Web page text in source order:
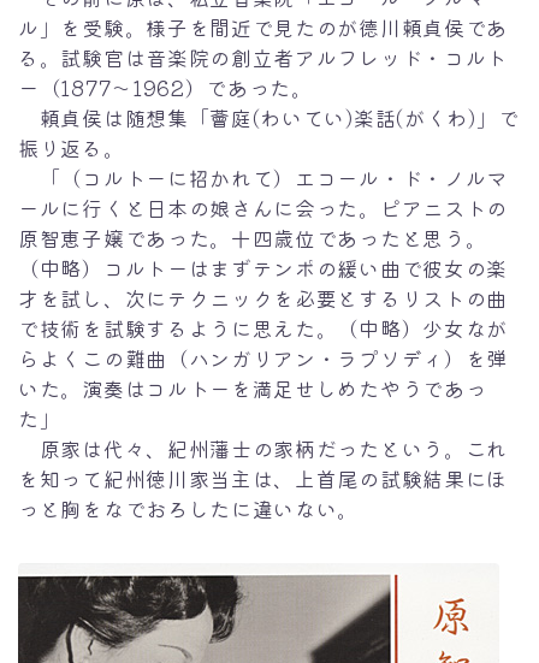
ル」を受験。様子を間近で見たのが德川頼貞侯であ
る。試験官は音楽院の創立者アルフレッド・コルト
ー（1877～1962）であった。
頼貞侯は随想集「薈庭(わいてい)楽話(がくわ)」で
振り返る。
「（コルトーに招かれて）エコール・ド・ノルマ
ールに行くと日本の娘さんに会った。ピアニストの
原智恵子嬢であった。十四歳位であったと思う。
（中略）コルトーはまずテンポの緩い曲で彼女の楽
才を試し、次にテクニックを必要とするリストの曲
で技術を試験するように思えた。（中略）少女なが
らよくこの難曲（ハンガリアン・ラプソディ）を弾
いた。演奏はコルトーを満足せしめたやうであっ
た」
原家は代々、紀州藩士の家柄だったという。これ
を知って紀州徳川家当主は、上首尾の試験結果にほ
っと胸をなでおろしたに違いない。